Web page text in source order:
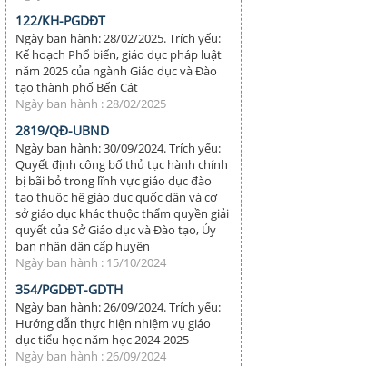
122/KH-PGDĐT
Ngày ban hành: 28/02/2025. Trích yếu:
Kế hoạch Phổ biến, giáo dục pháp luật
năm 2025 của ngành Giáo dục và Đào
tạo thành phố Bến Cát
Ngày ban hành : 28/02/2025
2819/QĐ-UBND
Ngày ban hành: 30/09/2024. Trích yếu:
Quyết định công bố thủ tục hành chính
bị bãi bỏ trong lĩnh vực giáo dục đào
tạo thuộc hệ giáo dục quốc dân và cơ
sở giáo dục khác thuộc thẩm quyền giải
quyết của Sở Giáo dục và Đào tạo, Ủy
ban nhân dân cấp huyện
Ngày ban hành : 15/10/2024
354/PGDĐT-GDTH
Ngày ban hành: 26/09/2024. Trích yếu:
Hướng dẫn thực hiện nhiệm vụ giáo
dục tiểu học năm học 2024-2025
Ngày ban hành : 26/09/2024